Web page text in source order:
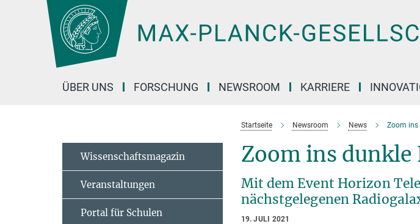
Hauptinhalt
ÜBER UNS FORSCHUNG NEWSROOM KARRIERE
Startseite Newsroom News Zoom ins
Zoom ins dunkle
Mit dem Event Horizon
nächstgelegenen
19. JULI 2021
Wissenschaftsmagazin
Veranstaltungen
Portal für Schulen